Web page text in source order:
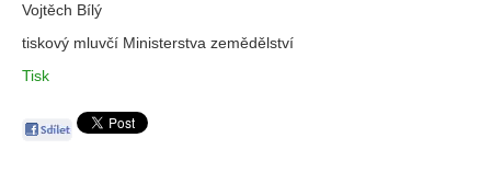
Vojtěch Bílý
tiskový mluvčí Ministerstva zemědělství
Tisk